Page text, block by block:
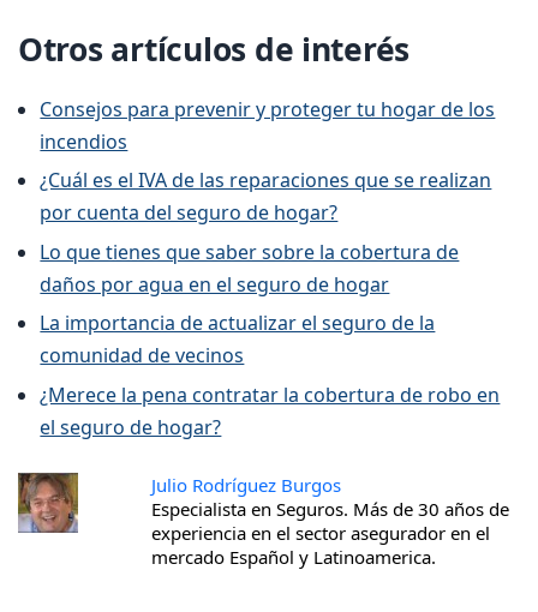
Otros artículos de interés
Consejos para prevenir y proteger tu hogar de los
incendios
¿Cuál es el IVA de las reparaciones que se realizan
por cuenta del seguro de hogar?
Lo que tienes que saber sobre la cobertura de
daños por agua en el seguro de hogar
La importancia de actualizar el seguro de la
comunidad de vecinos
¿Merece la pena contratar la cobertura de robo en
el seguro de hogar?
Julio Rodríguez Burgos
Especialista en Seguros. Más de 30 años de
experiencia en el sector asegurador en el
mercado Español y Latinoamerica.